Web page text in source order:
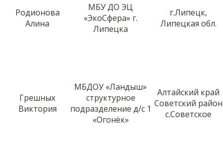
Родионова
Алина
МБУ ДО ЭЦ
«ЭкоСфера» г.
Липецка
г.Липецк,
Липецкая обл.
Грешных
Виктория
МБДОУ «Ландыш»
структурное
подразделение д/с 1
«Огонёк»
Алтайский край
Советский район
с.Советское